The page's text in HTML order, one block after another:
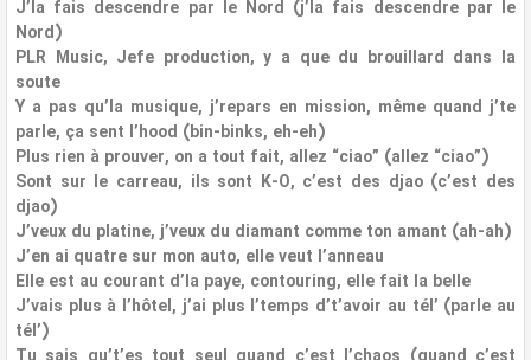
J’la fais descendre par le Nord (j’la fais descendre par le
Nord)
PLR Music, Jefe production, y a que du brouillard dans la
soute
Y a pas qu’la musique, j’repars en mission, même quand j’te
parle, ça sent l’hood (bin-binks, eh-eh)
Plus rien à prouver, on a tout fait, allez “ciao” (allez “ciao”)
Sont sur le carreau, ils sont K-O, c’est des djao (c’est des
djao)
J’veux du platine, j’veux du diamant comme ton amant (ah-ah)
J’en ai quatre sur mon auto, elle veut l’anneau
Elle est au courant d’la paye, contouring, elle fait la belle
J’vais plus à l’hôtel, j’ai plus l’temps d’t’avoir au tél’ (parle au
tél’)